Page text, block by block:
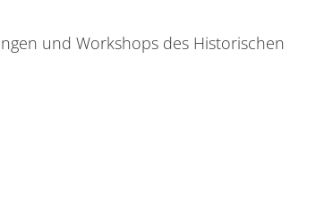
und Workshops des Historischen